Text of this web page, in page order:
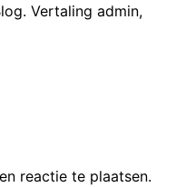
Vertaling admin,
reactie te plaatsen.